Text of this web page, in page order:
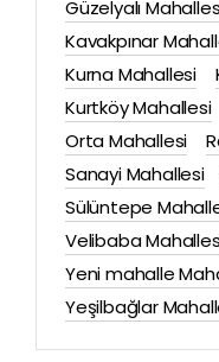
Güzelyalı
Kavakpınar
Kurna Mahallesi
Kurtköy Mahallesi
Orta Mahallesi
Sanayi Mahallesi
Sülüntepe
Velibaba
Yeni mahalle
Yeşilbağlar